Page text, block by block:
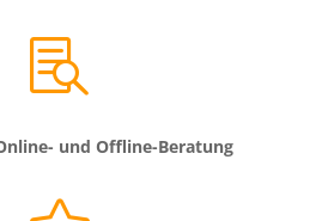

und Offline-Beratung